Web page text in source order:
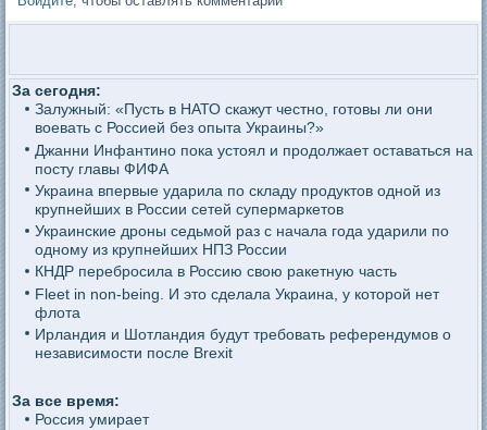
За сегодня:
Залужный: «Пусть в НАТО скажут честно, готовы ли они
воевать с Россией без опыта Украины?»
Джанни Инфантино пока устоял и продолжает оставаться на
посту главы ФИФА
Украина впервые ударила по складу продуктов одной из
крупнейших в России сетей супермаркетов
Украинские дроны седьмой раз с начала года ударили по
одному из крупнейших НПЗ России
КНДР перебросила в Россию свою ракетную часть
Fleet in non-being. И это сделала Украина, у которой нет
флота
Ирландия и Шотландия будут требовать референдумов о
независимости после Brexit
За все время:
Россия умирает